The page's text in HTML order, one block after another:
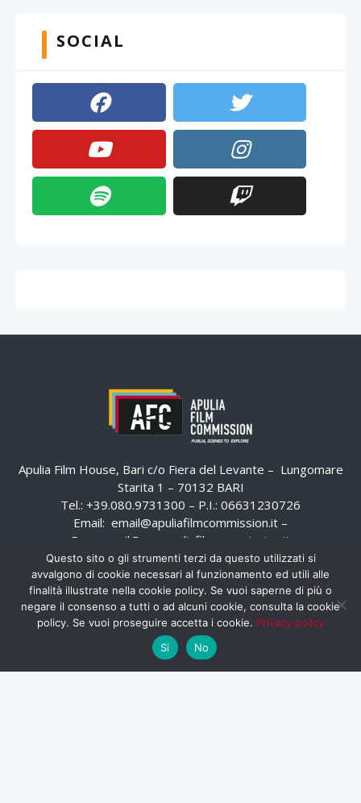
SOCIAL
Apulia Film House, Bari c/o Fiera del Levante – Lungomare
Starita 1 – 70132 BARI
Tel.: +39.080.9731300 – P.I.: 06631230726
Email: email@apuliafilmcommission.it –
Pec:
email@pec.apuliafilmcommission.it
Questo sito o gli strumenti terzi da questo utilizzati si
avvalgono di cookie necessari al funzionamento ed utili alle
finalità illustrate nella cookie policy. Se vuoi saperne di più o
negare il consenso a tutti o ad alcuni cookie, consulta la cookie
policy. Se vuoi proseguire accetta i cookie. Privacy policy
Si
No